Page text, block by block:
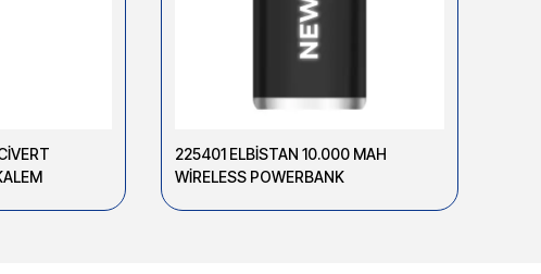
225401 ELBİSTAN 10.000 MAH
WİRELESS POWERBANK